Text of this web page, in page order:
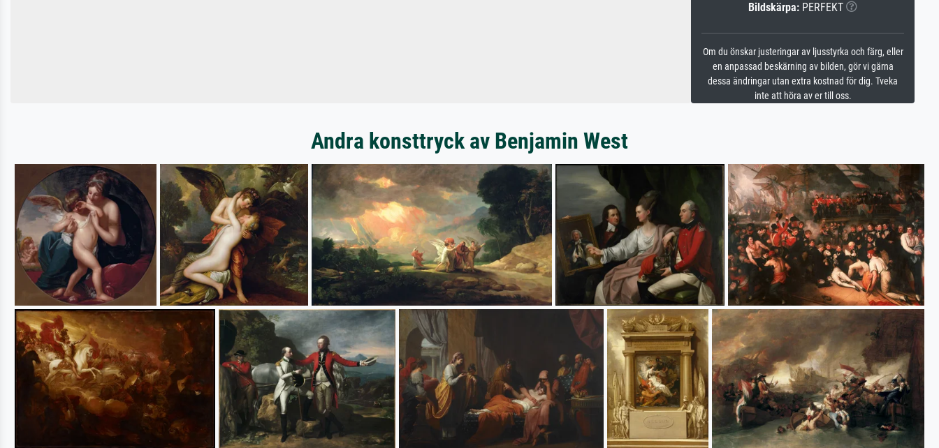
Bildskärpa: PERFEKT
Om du önskar justeringar av ljusstyrka och färg, eller
en anpassad beskärning av bilden, gör vi gärna
dessa ändringar utan extra kostnad för dig. Tveka
inte att höra av er till oss.
Andra konsttryck av Benjamin West